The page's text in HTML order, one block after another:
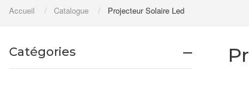
Accueil Catalogue Projecteur Solaire Led
Catégories